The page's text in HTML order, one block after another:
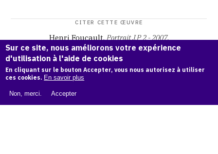
CITER CETTE ŒUVRE
Henri Foucault, Portrait J.P 2 - 2007.
Catalogue raisonné Henri Foucault, OAM.ark:38997/o1px
fr
COPIER LA CITATION
Sur ce site, nous améliorons votre expérience
d'utilisation à l'aide de cookies
En cliquant sur le bouton Accepter, vous nous autorisez à utiliser
ces cookies. En savoir plus
Non, merci. Accepter